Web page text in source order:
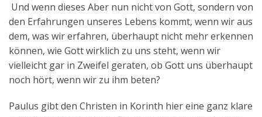
Und wenn dieses Aber nun nicht von Gott, sondern von
den Erfahrungen unseres Lebens kommt, wenn wir aus
dem, was wir erfahren, überhaupt nicht mehr erkennen
können, wie Gott wirklich zu uns steht, wenn wir
vielleicht gar in Zweifel geraten, ob Gott uns überhaupt
noch hört, wenn wir zu ihm beten?
Paulus gibt den Christen in Korinth hier eine ganz klare